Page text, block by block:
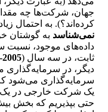
جهان، شرکت‌ها چه
کرده‌اند؟). به احتمال
نمی‌شناسد به گوشتان
داده‌های موجود، نسبت
ثابت، در سه سال (2005-2003
دیگر، در سرمایه‌گذاری
سرمایه‌گذاری می‌شود
یک شرکت خارجی در
حتی بپذیریم که بخش